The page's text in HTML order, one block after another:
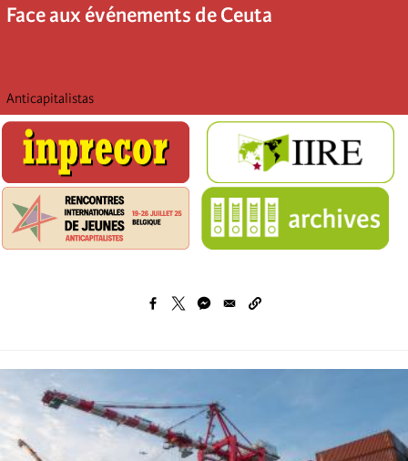
Face aux événements de Ceuta
Anticapitalistas